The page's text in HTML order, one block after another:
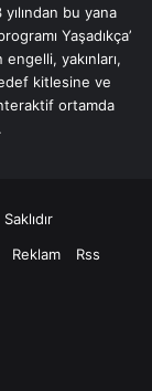
bu yana
Yaşadıkça’
yakınları,
kitlesine ve
ortamda
Reklam
Rss